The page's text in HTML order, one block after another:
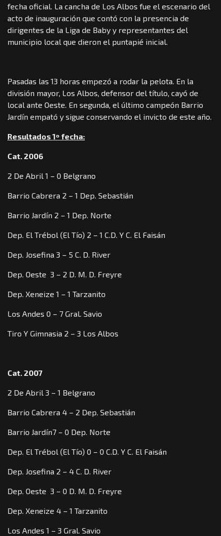
fecha oficial. La cancha de Los Albos fue el escenario del
acto de inauguración que contó con la presencia de
dirigentes de la Liga de Baby y representantes del
municipio local que dieron el puntapié inicial.
Pasadas las 13 horas empezó a rodar la pelota. En la
división mayor, Los Albos, defensor del título, cayó de
local ante Oeste. En segunda, el último campeón Barrio
Jardín empató y sigue conservando el invicto de este año.
Resultados 1º fecha:
Cat. 2006
2 De Abril 1 – 0 Belgrano
Barrio Cabrera 2 – 1 Dep. Sebastián
Barrio Jardín 2 – 1 Dep. Norte
Dep. El Trébol (El Tío) 2 – 1 C.D. Y C. El Faisán
Dep. Josefina 3 – 5 C. D. River
Dep. Oeste 3 – 2 D. M. D. Freyre
Dep. Xeneize 1 – 1 Tarzanito
Los Andes 0 – 7 Gral. Savio
Tiro Y Gimnasia 2 – 3 Los Albos
Cat. 2007
2 De Abril 3 – 1 Belgrano
Barrio Cabrera 4 – 2 Dep. Sebastián
Barrio Jardín7 – 0 Dep. Norte
Dep. El Trébol (El Tío) 0 – 0 C.D. Y C. El Faisán
Dep. Josefina 2 – 4 C. D. River
Dep. Oeste 3 – 0 D. M. D. Freyre
Dep. Xeneize 4 – 1 Tarzanito
Los Andes 1 – 3 Gral. Savio